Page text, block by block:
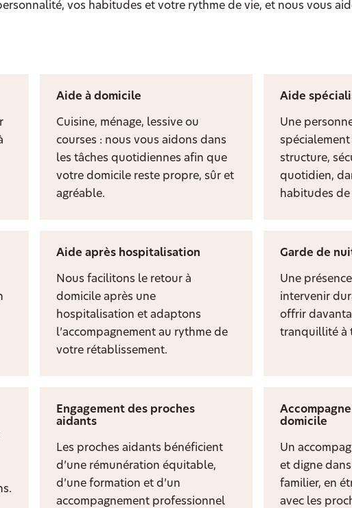
vos habitudes et votre rythme de vie, et nous vous
Aide à domicile
Cuisine, ménage, lessive ou
courses : nous vous aidons dans
les tâches quotidiennes afin que
votre domicile reste propre, sûr et
agréable.
Aide
Une
structure,
quotidien,
habitudes de
Aide après hospitalisation
Nous facilitons le retour à
domicile après une
hospitalisation et adaptons
l’accompagnement au rythme de
votre rétablissement.
Garde de
Une
intervenir
offrir
tranquillité à
Engagement des proches
aidants
Les proches aidants bénéficient
d’une rémunération équitable,
d’une formation et d’un
accompagnement professionnel
domicile
Un
et digne
familier, en
avec les